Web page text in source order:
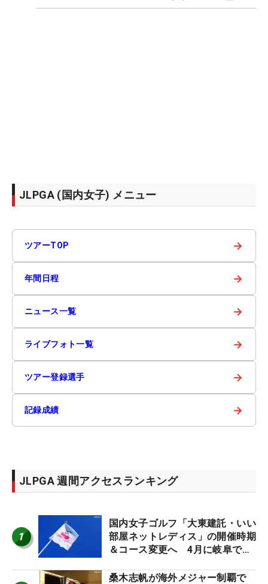
JLPGA (国内女子) メニュー
ツアーTOP →
年間日程 →
ニュース一覧 →
ライブフォト一覧 →
ツアー登録選手 →
記録成績 →
JLPGA 週間アクセスランキング
1
国内女子ゴルフ「大東建託・いい
部屋ネットレディス」の開催時期
＆コース変更へ 4月に岐阜で開
桑木志帆が海外メジャー制覇で